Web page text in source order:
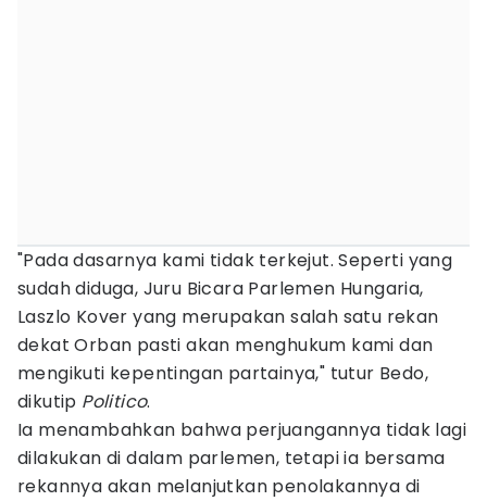
"Pada dasarnya kami tidak terkejut. Seperti yang
sudah diduga, Juru Bicara Parlemen Hungaria,
Laszlo Kover yang merupakan salah satu rekan
dekat Orban pasti akan menghukum kami dan
mengikuti kepentingan partainya," tutur Bedo,
dikutip Politico.
Ia menambahkan bahwa perjuangannya tidak lagi
dilakukan di dalam parlemen, tetapi ia bersama
rekannya akan melanjutkan penolakannya di